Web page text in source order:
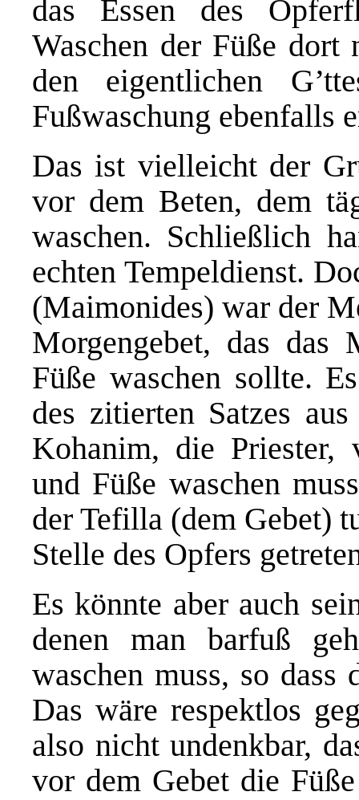
das Essen des
Waschen der Füße
den eigentlichen
Fußwaschung ebenfalls
Das ist vielleicht der
vor dem Beten, dem
waschen. Schließlich
echten Tempeldienst.
(Maimonides) war der
Morgengebet, das das
Füße waschen sollte.
des zitierten Satzes
Kohanim, die Priester,
und Füße waschen
der Tefilla (dem Gebet)
Stelle des Opfers
Es könnte aber auch
denen man barfuß
waschen muss, so
Das wäre respektlos
also nicht undenkbar,
vor dem Gebet die